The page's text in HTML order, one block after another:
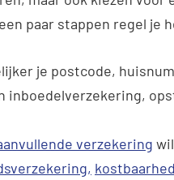
paar stappen regel je
je postcode,
inboedelverzekering,
verzekering